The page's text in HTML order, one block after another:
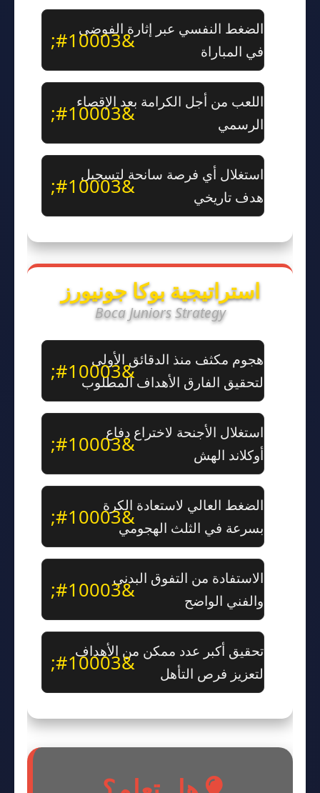
الضغط النفسي عبر إثارة الفوضى
في المباراة
اللعب من أجل الكرامة بعد الإقصاء
الرسمي
استغلال أي فرصة سانحة لتسجيل
هدف تاريخي
استراتيجية بوكا جونيورز
Boca Juniors Strategy
هجوم مكثف منذ الدقائق الأولى
لتحقيق الفارق الأهداف المطلوب
استغلال الأجنحة لاختراع دفاع
أوكلاند الهش
الضغط العالي لاستعادة الكرة
بسرعة في الثلث الهجومي
الاستفادة من التفوق البدني
والفني الواضح
تحقيق أكبر عدد ممكن من الأهداف
لتعزيز فرص التأهل